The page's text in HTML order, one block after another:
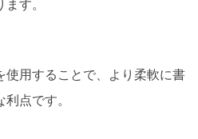
す。
使用することで、より柔軟に書
点です。